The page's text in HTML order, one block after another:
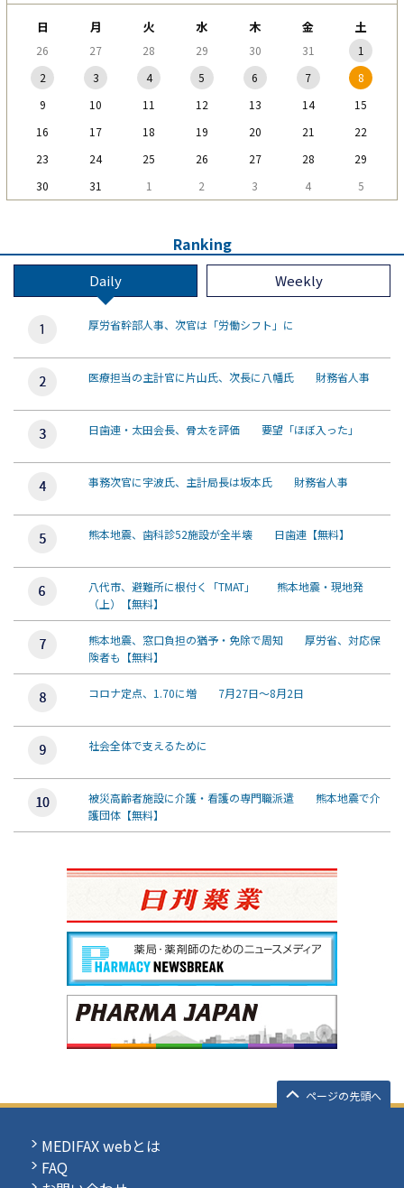
日 月 火 水 木 金 土
26 27 28 29 30 31
1
2
3 4 5 6 7
8
9
10 11 12 13 14
15
16
17 18 19 20 21
22
23
24 25 26 27 28
29
30
31 1 2 3 4 5
Ranking
Daily Weekly
厚労省幹部人事、次官は「労働シフト」に
医療担当の主計官に片山氏、次長に八幡氏 財務省人事
日歯連・太田会長、骨太を評価 要望「ほぼ入った」
事務次官に宇波氏、主計局長は坂本氏 財務省人事
熊本地震、歯科診52施設が全半壊 日歯連【無料】
八代市、避難所に根付く「TMAT」 熊本地震・現地発
（上）【無料】
熊本地震、窓口負担の猶予・免除で周知 厚労省、対応保
険者も【無料】
コロナ定点、1.70に増 7月27日～8月2日
社会全体で支えるために
被災高齢者施設に介護・看護の専門職派遣 熊本地震で介
護団体【無料】
ページの先頭へ
MEDIFAX webとは
FAQ